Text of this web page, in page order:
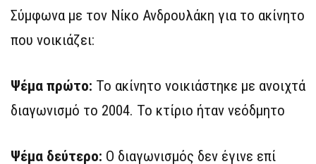
Σύμφωνα με τον Νίκο Ανδρουλάκη για το ακίνητο
που νοικιάζει:
Ψέμα πρώτο: Το ακίνητο νοικιάστηκε με ανοιχτά
διαγωνισμό το 2004. Το κτίριο ήταν νεόδμητο
Ψέμα δεύτερο: Ο διαγωνισμός δεν έγινε επί